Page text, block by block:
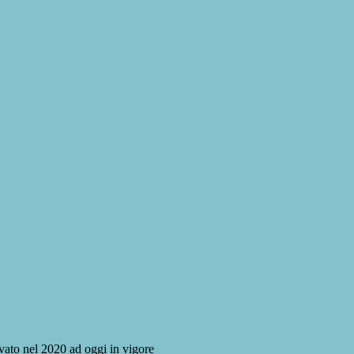
nel 2020 ad oggi in vigore